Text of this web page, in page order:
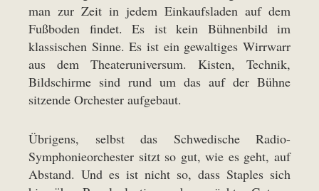
man zur Zeit in jedem Einkaufsladen auf dem
Fußboden findet. Es ist kein Bühnenbild im
klassischen Sinne. Es ist ein gewaltiges Wirrwarr
aus dem Theateruniversum. Kisten, Technik,
Bildschirme sind rund um das auf der Bühne
sitzende Orchester aufgebaut.
Übrigens, selbst das Schwedische Radio-
Symphonieorchester sitzt so gut, wie es geht, auf
Abstand. Und es ist nicht so, dass Staples sich